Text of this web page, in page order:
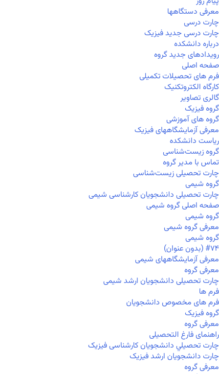
معرفی دستگاهها
چارت درسی
چارت درسی جدید فیزیک
درباره دانشکده
رویدادهای جدید گروه
صفحه اصلی
فرم های تحصیلات تکمیلی
کارگاه الکتروتکنیک
گالری تصاویر
گروه فیزیک
گروه های آموزشی
معرفی آزمایشگاههای فیزیک
ریاست دانشکده
گروه زیست‌شناسی
تماس با مدیر گروه
چارت تحصیلی زیست‌شناسی
گروه شیمی
چارت تحصیلی دانشجویان کارشناسی شیمی
صفحه اصلی گروه شیمی
گروه شیمی
معرفی گروه شیمی
گروه شیمی
#۷۴ (بدون عنوان)
معرفی آزمایشگاههای شیمی
معرفی گروه
چارت تحصیلی دانشجویان ارشد شیمی
فرم ها
فرم های مخصوص دانشجویان
گروه فیزیک
معرفی گروه
راهنمای فارغ التحصیلی
چارت تحصيلي دانشجویان کارشناسی فیزیک
چارت دانشجویان ارشد فیزیک
معرفی گروه